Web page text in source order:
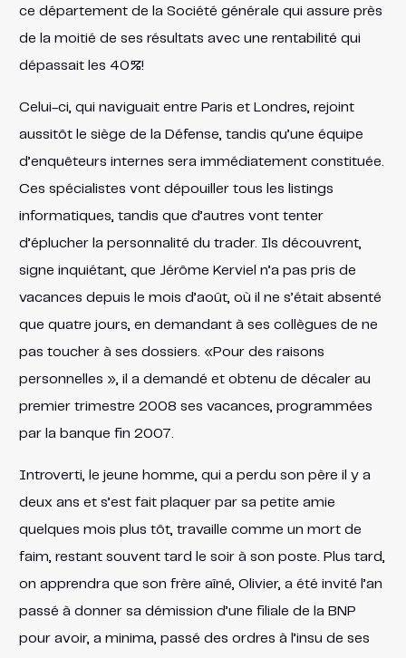
ce département de la Société générale qui assure près
de la moitié de ses résultats avec une rentabilité qui
dépassait les 40%!
Celui-ci, qui naviguait entre Paris et Londres, rejoint
aussitôt le siège de la Défense, tandis qu’une équipe
d’enquêteurs internes sera immédiatement constituée.
Ces spécialistes vont dépouiller tous les listings
informatiques, tandis que d’autres vont tenter
d’éplucher la personnalité du trader. Ils découvrent,
signe inquiétant, que Jérôme Kerviel n’a pas pris de
vacances depuis le mois d’août, où il ne s’était absenté
que quatre jours, en demandant à ses collègues de ne
pas toucher à ses dossiers. «Pour des raisons
personnelles », il a demandé et obtenu de décaler au
premier trimestre 2008 ses vacances, programmées
par la banque fin 2007.
Introverti, le jeune homme, qui a perdu son père il y a
deux ans et s’est fait plaquer par sa petite amie
quelques mois plus tôt, travaille comme un mort de
faim, restant souvent tard le soir à son poste. Plus tard,
on apprendra que son frère aîné, Olivier, a été invité l’an
passé à donner sa démission d’une filiale de la BNP
pour avoir, a minima, passé des ordres à l’insu de ses